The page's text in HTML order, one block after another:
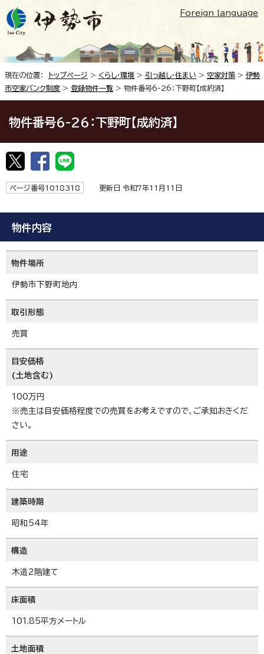
Foreign language
現在の位置： トップページ > くらし・環境 > 引っ越し・住まい > 空家対策 > 伊勢
市空家バンク制度 > 登録物件一覧 > 物件番号6-26：下野町【成約済】
物件番号6-26：下野町【成約済】
ページ番号1018318 更新日 令和7年11月11日
物件内容
物件場所
伊勢市下野町地内
取引形態
売買
目安価格
(土地含む)
100万円
※売主は目安価格程度での売買をお考えですので、ご承知おきくだ
さい。
用途
住宅
建築時期
昭和54年
構造
木造2階建て
床面積
101.85平方メートル
土地面積